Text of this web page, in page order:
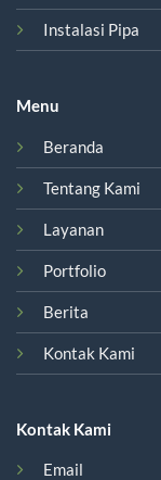
Instalasi Pipa
Menu
Beranda
Tentang Kami
Layanan
Portfolio
Berita
Kontak Kami
Kontak Kami
Email